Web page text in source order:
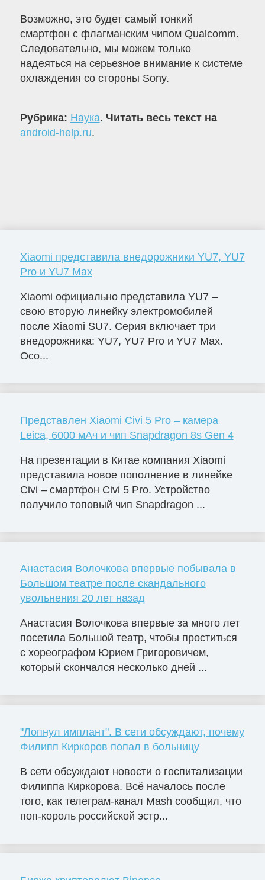
Возможно, это будет самый тонкий
смартфон с флагманским чипом Qualcomm.
Следовательно, мы можем только
надеяться на серьезное внимание к системе
охлаждения со стороны Sony.
Рубрика: Наука. Читать весь текст на
android-help.ru.
Xiaomi представила внедорожники YU7, YU7
Pro и YU7 Max
Xiaomi официально представила YU7 –
свою вторую линейку электромобилей
после Xiaomi SU7. Серия включает три
внедорожника: YU7, YU7 Pro и YU7 Max.
Осо...
Представлен Xiaomi Civi 5 Pro – камера
Leica, 6000 мАч и чип Snapdragon 8s Gen 4
На презентации в Китае компания Xiaomi
представила новое пополнение в линейке
Civi – смартфон Civi 5 Pro. Устройство
получило топовый чип Snapdragon ...
Анастасия Волочкова впервые побывала в
Большом театре после скандального
увольнения 20 лет назад
Анастасия Волочкова впервые за много лет
посетила Большой театр, чтобы проститься
с хореографом Юрием Григоровичем,
который скончался несколько дней ...
"Лопнул имплант". В сети обсуждают, почему
Филипп Киркоров попал в больницу
В сети обсуждают новости о госпитализации
Филиппа Киркорова. Всё началось после
того, как телеграм-канал Mash сообщил, что
поп-король российской эстр...